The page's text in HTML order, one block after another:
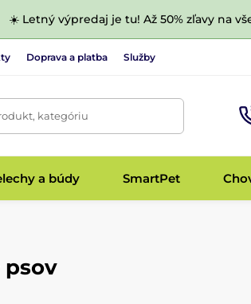
☀️ Letný výpredaj je tu! Až 50% zľavy na
Doprava a platba Služby
kategóriu
a búdy SmartPet
psov